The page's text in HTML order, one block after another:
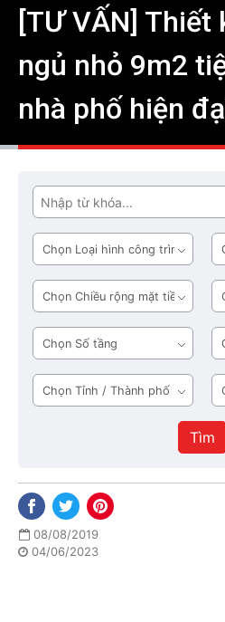
[TƯ VẤN] Thiết
ngủ nhỏ 9m2
nhà phố hiện
Tìm
Loại
hình
công
trình
Chiều
rộng
mặt
tiền
Số
tầng
1
Tỉnh
/
Tìm
08/08/2019
04/06/2023